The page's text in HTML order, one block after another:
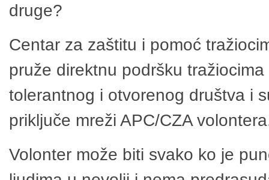
druge?
Centar za zaštitu i pomoć
pruže direktnu podršku
tolerantnog i otvorenog društva i
priključe mreži APC/CZA
Volonter može biti svako ko je